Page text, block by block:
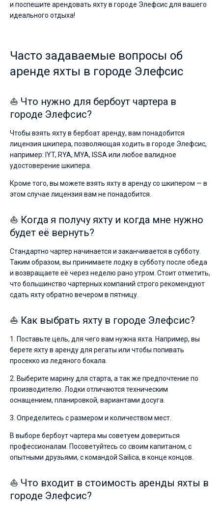
и поспешите арендовать яхту в городе Элефсис для вашего
идеального отдыха!
Часто задаваемые вопросы об
аренде яхты в городе Элефсис
⛵ Что нужно для бербоут чартера в
городе Элефсис?
Чтобы взять яхту в бербоат аренду, вам понадобится
лицензия шкипера, позволяющая ходить в городе Элефсис,
например: IYT, RYA, MYA, ISSA или любое валидное
удостоверение шкипера.
Кроме того, вы можете взять яхту в аренду со шкипером — в
этом случае лицензия вам не понадобится.
⛵ Когда я получу яхту и когда мне нужно
будет её вернуть?
Стандартно чартер начинается и заканчивается в субботу.
Таким образом, вы принимаете лодку в субботу после обеда
и возвращаете её через неделю рано утром. Стоит отметить,
что большинство чартерных компаний строго рекомендуют
сдать яхту обратно вечером в пятницу.
⛵ Как выбрать яхту в городе Элефсис?
1. Поставьте цель, для чего вам нужна яхта. Например, вы
берете яхту в аренду для регаты или чтобы попивать
просекко из ледяного бокала.
2. Выберите марину для старта, а так же предпочтение по
производителю. Лодки отличаются техническим
оснащением, планировкой, вариантами досуга.
3. Определитесь с размером и количеством мест.
В выборе бербоут чартера мы советуем довериться
профессионалам. Посоветуйтесь со своим капитаном, с
опытными друзьями, с командой Sailica, в конце концов.
⛵ Что входит в стоимость аренды яхты в
городе Элефсис?